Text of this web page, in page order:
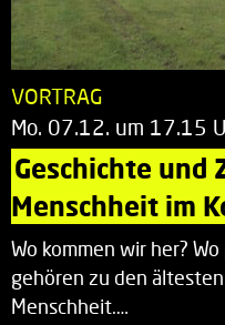
VORTRAG
Mo. 07.12. um 17.15
Geschichte und
Menschheit im
Wo kommen wir her?
gehören zu den
Menschheit.…